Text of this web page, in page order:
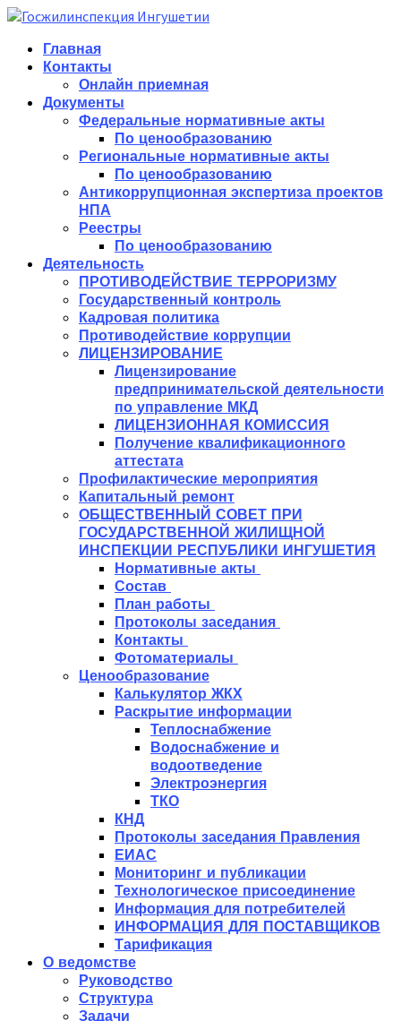
Главная
Контакты
Онлайн приемная
Документы
Федеральные нормативные акты
По ценообразованию
Региональные нормативные акты
По ценообразованию
Антикоррупционная экспертиза проектов
НПА
Реестры
По ценообразованию
Деятельность
ПРОТИВОДЕЙСТВИЕ ТЕРРОРИЗМУ
Государственный контроль
Кадровая политика
Противодействие коррупции
ЛИЦЕНЗИРОВАНИЕ
Лицензирование
предпринимательской деятельности
по управление МКД
ЛИЦЕНЗИОННАЯ КОМИССИЯ
Получение квалификационного
аттестата
Профилактические мероприятия
Капитальный ремонт
ОБЩЕСТВЕННЫЙ СОВЕТ ПРИ
ГОСУДАРСТВЕННОЙ ЖИЛИЩНОЙ
ИНСПЕКЦИИ РЕСПУБЛИКИ ИНГУШЕТИЯ
Нормативные акты
Состав
План работы
Протоколы заседания
Контакты
Фотоматериалы
Ценообразование
Калькулятор ЖКХ
Раскрытие информации
Теплоснабжение
Водоснабжение и
водоотведение
Электроэнергия
ТКО
КНД
Протоколы заседания Правления
ЕИАС
Мониторинг и публикации
Технологическое присоединение
Информация для потребителей
ИНФОРМАЦИЯ ДЛЯ ПОСТАВЩИКОВ
Тарификация
О ведомстве
Руководство
Структура
Задачи